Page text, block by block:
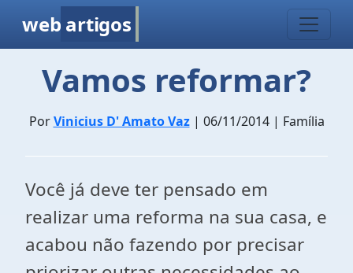
web artigos
Vamos reformar?
PorVinicius D' Amato Vaz| 06/11/2014 | Família
Você já deve ter pensado em
realizar uma reforma na sua casa, e
acabou não fazendo por precisar